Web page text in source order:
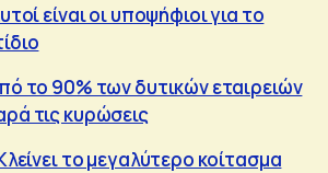
είναι οι υποψήφιοι για το
το 90% των δυτικών εταιρειών
τις κυρώσεις
το μεγαλύτερο κοίτασμα